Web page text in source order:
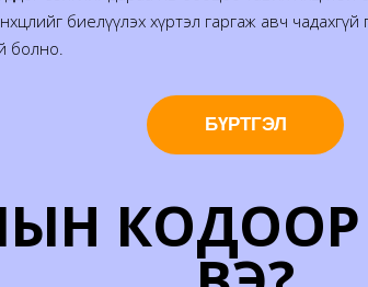
биелүүлэх хүртэл гаргаж авч
болно.
БҮРТГЭЛ
КОДООР